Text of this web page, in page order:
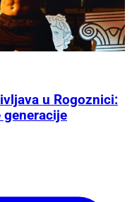
u Rogoznici: